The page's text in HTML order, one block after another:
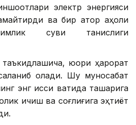
электр энергияси
ва бир қатор аҳоли
суви танқислиги
юқори ҳарорат
қолади. Шу муносабат
энг иссиқ вақтида ташқарига
ичиш ва соғлиғига эҳтиёт